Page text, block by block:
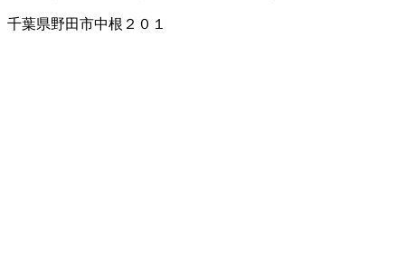
千葉県野田市中根２０１